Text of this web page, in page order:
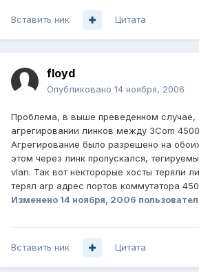
Вставить ник Цитата
floyd
Опубликовано 14 ноября, 2006
Проблема, в выше преведенном случае,
агрегировании линков между 3Com
Агрегирование было разрешено на
этом через линк пропускался,
vlan. Так вот некторорые хосты теряли
терял arp адрес портов коммутатора
Изменено 14 ноября, 2006
Вставить ник Цитата